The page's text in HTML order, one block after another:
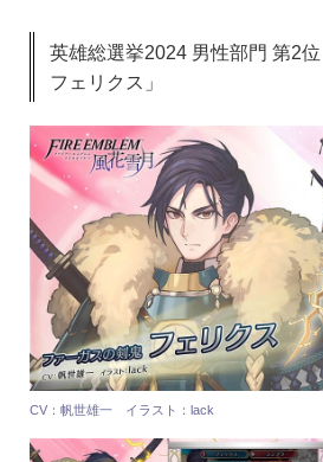
英雄総選挙2024 男性部門 第2
フェリクス」
CV：帆世雄一 イラスト：lack